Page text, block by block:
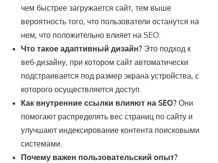
чем быстрее загружается сайт, тем выше
вероятность того, что пользователи останутся на
нем, что положительно влияет на SEO.
Что такое адаптивный дизайн?Это подход к
веб-дизайну, при котором сайт автоматически
подстраивается под размер экрана устройства, с
которого осуществляется доступ.
Как внутренние ссылки влияют на SEO?Они
помогают распределять вес страниц по сайту и
улучшают индексирование контента поисковыми
системами.
Почему важен пользовательский опыт?